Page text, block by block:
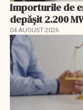
Importurile de
depășit 2.200
04 AUGUST 2026